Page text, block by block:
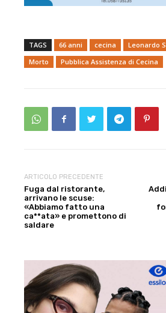
TAGS 66 anni cecina Leonardo
Morto
Pubblica Assistenza di Cecina
ARTICOLO PRECEDENTE
Fuga dal ristorante,
arrivano le scuse:
«Abbiamo fatto una
ca**ata» e promettono di
saldare